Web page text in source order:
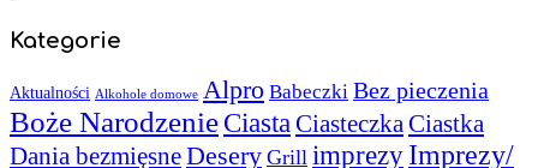
Kategorie
Aktualności Alkohole domowe Alpro Babeczki Bez pieczenia
Boże NarodzenieCiasta CiasteczkaCiastka
Dania bezmięsneDesery Grill imprezy Imprezy/